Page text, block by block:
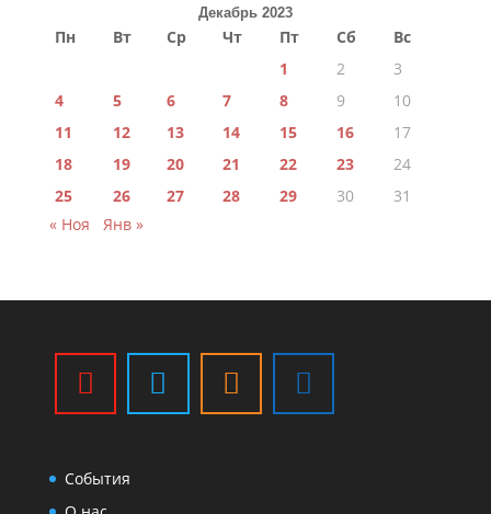
Декабрь 2023
Пн Вт Ср Чт Пт Сб
Вс
1
2
3
4
5 6 7 8 9
10
11
12 13 14 15 16
17
18
19 20 21 22 23
24
25
26 27 28 29 30
31
« Ноя
Янв »
События